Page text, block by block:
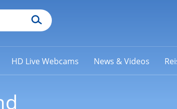
HD Live Webcams News & Videos